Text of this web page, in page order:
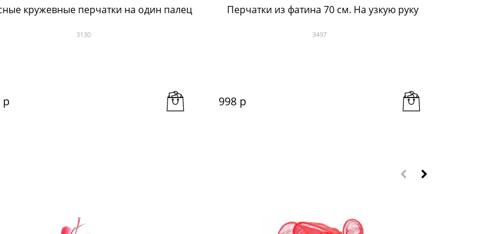
кружевные перчатки на один палец
3130
р
Перчатки из фатина 70 см. На узкую руку
3497
998 р